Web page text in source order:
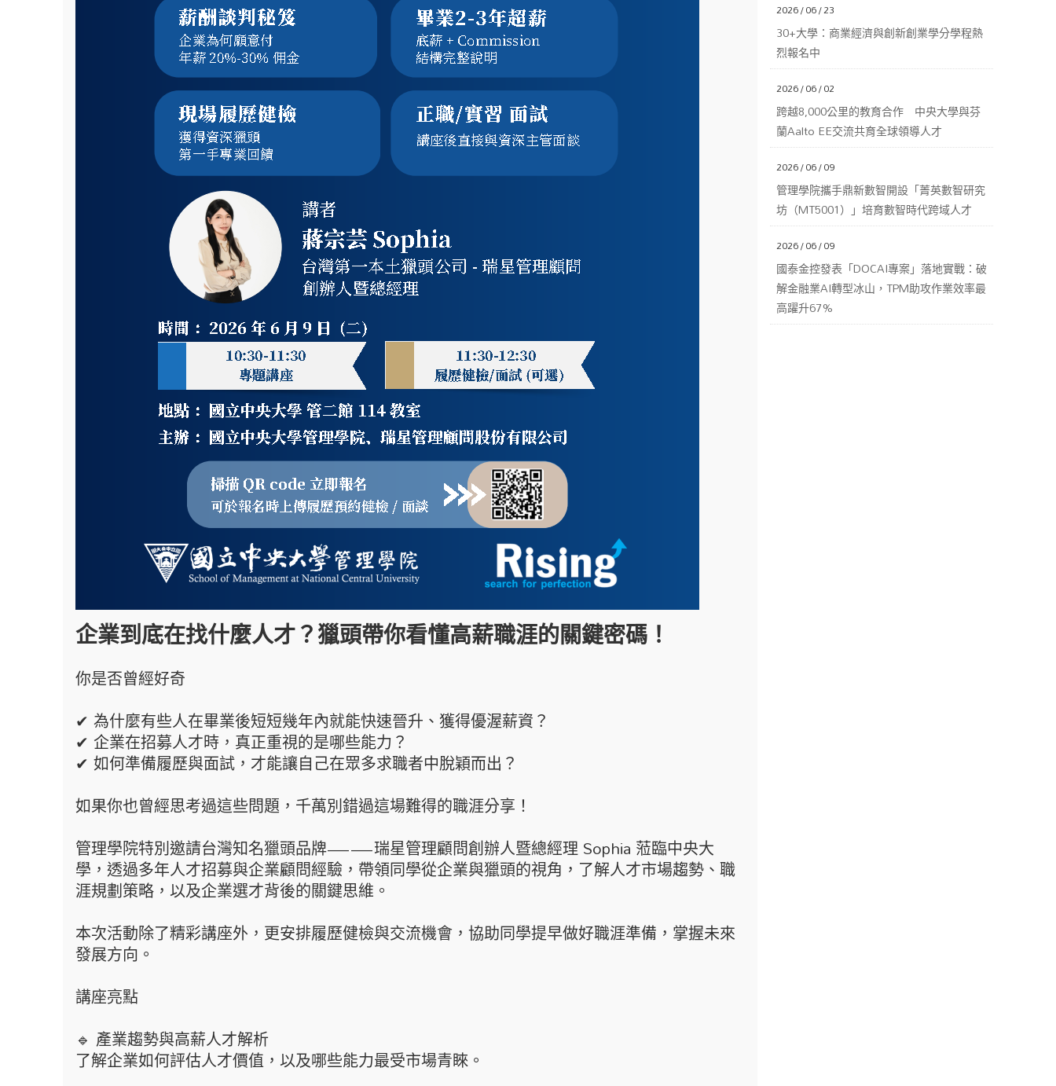
企業到底在找什麼人才？獵頭帶你看懂高薪職涯的關鍵密碼！
你是否曾經好奇
✔ 為什麼有些人在畢業後短短幾年內就能快速晉升、獲得優渥薪資？
✔ 企業在招募人才時，真正重視的是哪些能力？
✔ 如何準備履歷與面試，才能讓自己在眾多求職者中脫穎而出？
如果你也曾經思考過這些問題，千萬別錯過這場難得的職涯分享！
管理學院特別邀請台灣知名獵頭品牌——瑞星管理顧問創辦人暨總經理 Sophia 蒞臨中央大
學，透過多年人才招募與企業顧問經驗，帶領同學從企業與獵頭的視角，了解人才市場趨勢、職
涯規劃策略，以及企業選才背後的關鍵思維。
本次活動除了精彩講座外，更安排履歷健檢與交流機會，協助同學提早做好職涯準備，掌握未來
發展方向。
講座亮點
🔹 產業趨勢與高薪人才解析
了解企業如何評估人才價值，以及哪些能力最受市場青睞。
2026 / 06 / 23
30+大學：商業經濟與創新創業學分學程熱
烈報名中
2026 / 06 / 02
跨越8,000公里的教育合作 中央大學與芬
蘭Aalto EE交流共育全球領導人才
2026 / 06 / 09
管理學院攜手鼎新數智開設「菁英數智研究
坊（MT5001）」培育數智時代跨域人才
2026 / 06 / 09
國泰金控發表「DOCAI專案」落地實戰：破
解金融業AI轉型冰山，TPM助攻作業效率最
高躍升67%